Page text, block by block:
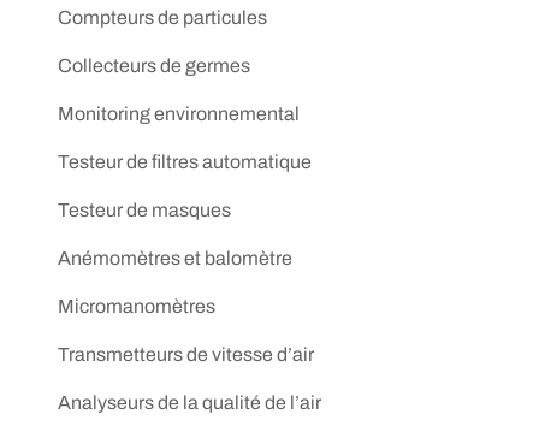
Compteurs de particules
Collecteurs de germes
Monitoring environnemental
Testeur de filtres automatique
Testeur de masques
Anémomètres et balomètre
Micromanomètres
Transmetteurs de vitesse d’air
Analyseurs de la qualité de l’air